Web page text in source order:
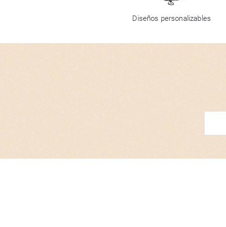
Diseños personalizables